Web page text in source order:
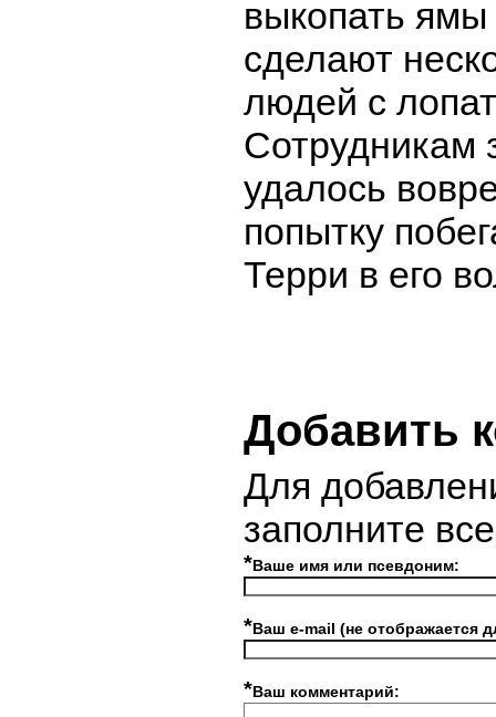
выкопать
сделают
людей с
Сотрудникам
удалось
попытку
Терри в его
Добавить
Для
заполните
*Ваше имя или псевдоним:
*Ваш e-mail (не отображается
*Ваш комментарий: